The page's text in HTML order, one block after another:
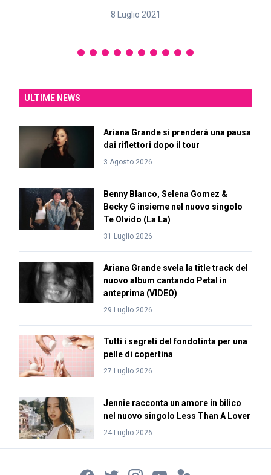
8 Luglio 2021
ULTIME NEWS
Ariana Grande si prenderà una pausa
dai riflettori dopo il tour
3 Agosto 2026
Benny Blanco, Selena Gomez &
Becky G insieme nel nuovo singolo
Te Olvido (La La)
31 Luglio 2026
Ariana Grande svela la title track del
nuovo album cantando Petal in
anteprima (VIDEO)
29 Luglio 2026
Tutti i segreti del fondotinta per una
pelle di copertina
27 Luglio 2026
Jennie racconta un amore in bilico
nel nuovo singolo Less Than A Lover
24 Luglio 2026